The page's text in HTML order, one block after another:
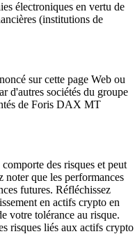
électroniques en vertu de
(institutions de
sur cette page Web ou
d'autres sociétés du groupe
de Foris DAX MT
des risques et peut
noter que les performances
futures. Réfléchissez
en actifs crypto en
votre tolérance au risque.
risques liés aux actifs crypto